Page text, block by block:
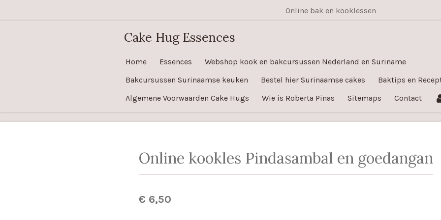
Online bak en kooklessen
Cake Hug Essences
Home Essences
Webshop kook en bakcursussen Nederland en Suriname
Bakcursussen Surinaamse keuken
Bestel hier Surinaamse cakes Baktips en
Algemene Voorwaarden Cake Hugs
Wie is Roberta Pinas Sitemaps Contact
Online kookles Pindasambal en goedangan
€ 6,50